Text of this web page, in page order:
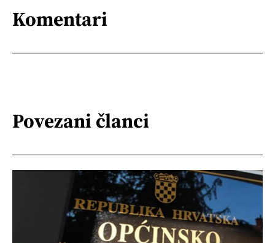
Komentari
Povezani članci